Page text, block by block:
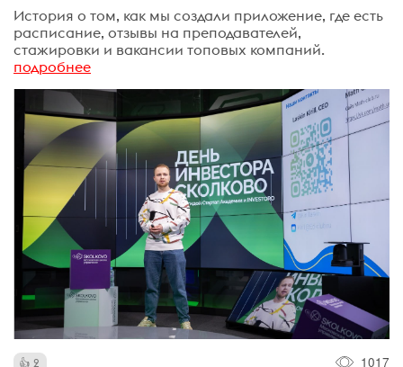
История о том, как мы создали приложение, где есть
расписание, отзывы на преподавателей,
стажировки и вакансии топовых компаний.
подробнее
2 1017